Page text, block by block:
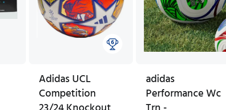
Adidas UCL
Competition
23/24 Knockout
adidas
Performance Wc
Trn -